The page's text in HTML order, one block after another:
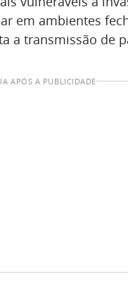
em ambientes
a transmissão de
APÓS A PUBLICIDADE